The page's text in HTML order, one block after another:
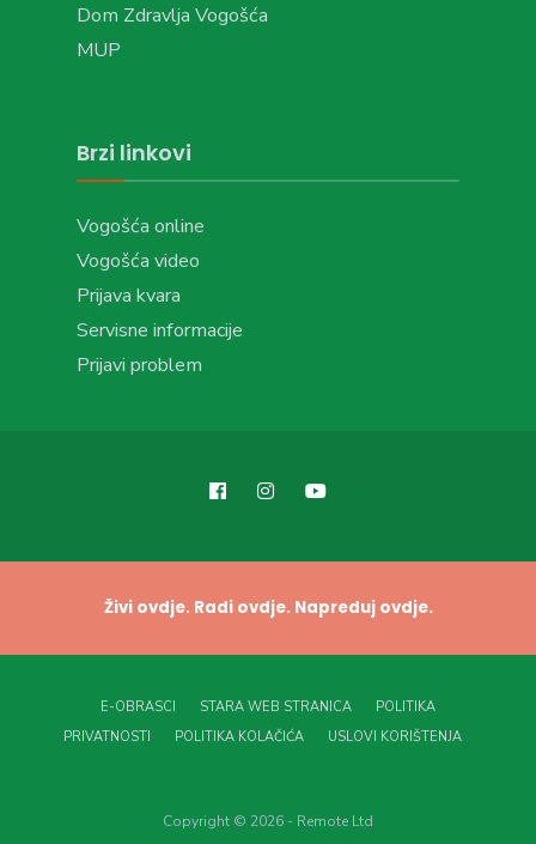
Dom Zdravlja Vogošća
MUP
Brzi linkovi
Vogošća online
Vogošća video
Prijava kvara
Servisne informacije
Prijavi problem
Živi ovdje. Radi ovdje. Napreduj ovdje.
E-OBRASCI STARA WEB STRANICA
POLITIKA
PRIVATNOSTI
POLITIKA KOLAČIĆA USLOVI KORIŠTENJA
Copyright © 2026 - Remote Ltd